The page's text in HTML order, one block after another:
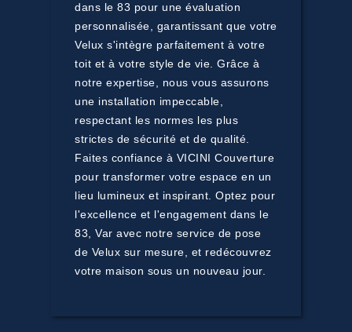
dans le 83 pour une évaluation
personnalisée, garantissant que votre
Velux s'intègre parfaitement à votre
toit et à votre style de vie. Grâce à
notre expertise, nous vous assurons
une installation impeccable,
respectant les normes les plus
strictes de sécurité et de qualité.
Faites confiance à VICINI Couverture
pour transformer votre espace en un
lieu lumineux et inspirant. Optez pour
l'excellence et l'engagement dans le
83, Var avec notre service de pose
de Velux sur mesure, et redécouvrez
votre maison sous un nouveau jour.